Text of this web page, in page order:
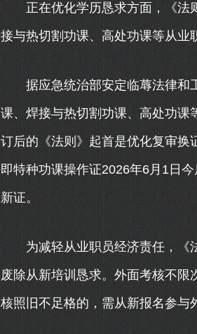
正在优化学历恳求方面，《法
接与热切割功课、高处功课等从业
据应急统治部安定临蓐法律和
课、焊接与热切割功课、高处功课
订后的《法则》起首是优化复审换
即特种功课操作证2026年6月1日
新证。
为减轻从业职员经济责任，《法
废除从新培训恳求。外面考核不
核照旧不足格的，需从新报名参与